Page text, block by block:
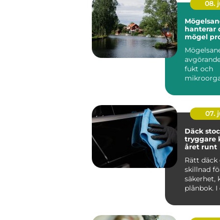
08.
hanterar
mögel
fukt och
07.
Däck
tryggare
året runt
Rätt
skillnad
säkerhet,
plånbok. I
tvä...